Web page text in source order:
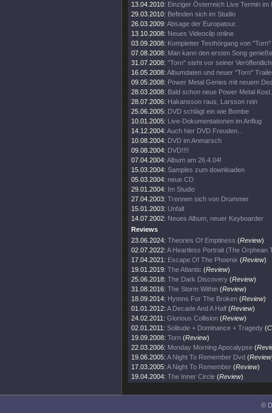
13.04.2010: Einziger Österreich Live Termin im
29.03.2010: Befinden sich im Studio
26.03.2009: Absage der Europatour.
13.10.2008: Neues Videoclip online
03.09.2008: Kompletter Testhörgang von
07.08.2008: Man kann den ersten Song
31.07.2008: "Torn" steht vor seiner
16.05.2008: Albumdaten und neuer "Torn"
09.05.2008: Power Metal Genies mit neuem
28.03.2008: Bald schon neue Power Metal
28.07.2006: Hakansson raus, Larsson rein
25.06.2005: DVD schlägt ein wie Bombe
10.01.2005: Live-Dokumentationen im Anflug
14.12.2004: Auch hier DVD Freuden...
10.08.2004: DVD im Anmarsch
09.08.2004: DVD!!!!
07.04.2004: Album am 26.4.04!
15.03.2004: Samples zum downloaden
05.03.2004: neue CD
29.01.2004: Im Studio
27.04.2003: Trennen sich von Drummer
15.01.2003: Unfall
14.07.2002: Neues Album, neuer Keyboarder
Reviews
23.06.2024: Theories Of Emptiness (Review)
02.07.2022: A Heartless Portrait (The Orphean
17.04.2021: Escape Of The Phoenix (Review)
19.01.2019: The Atlantic (Review)
25.06.2018: The Dark Discovery (Review)
31.08.2016: The Storm Within (Review)
18.09.2014: Hymns For The Broken (Review)
01.01.2012: A Decade And A Half (Review)
24.02.2011: Glorious Collision (Review)
02.01.2011: Solitude + Dominance + Tragedy (
19.09.2008: Torn (Review)
22.03.2006: Monday Morning Apocalypse (
19.06.2005: A Night To Remember Dvd (Review
17.03.2005: A Night To Remember (Review)
19.04.2004: The Inner Circle (Review)
©